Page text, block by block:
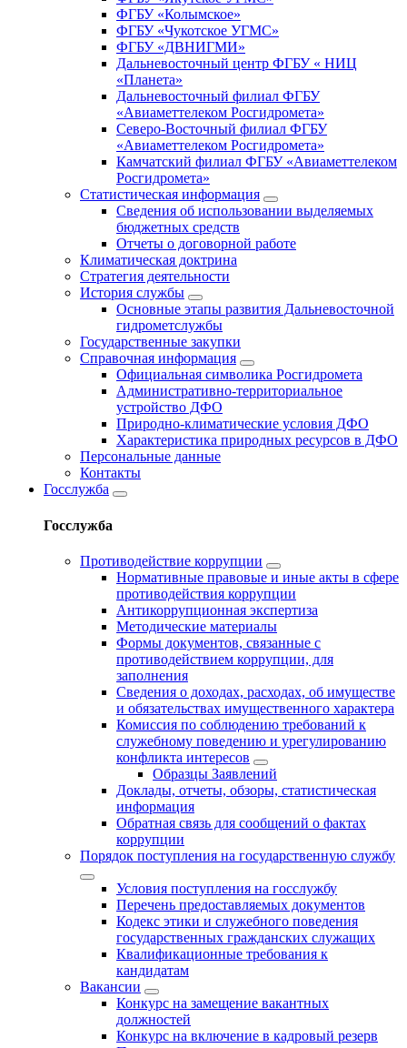
ФГБУ «Колымское»
ФГБУ «Чукотское УГМС»
ФГБУ «ДВНИГМИ»
Дальневосточный центр ФГБУ « НИЦ
«Планета»
Дальневосточный филиал ФГБУ
«Авиаметтелеком Росгидромета»
Северо-Восточный филиал ФГБУ
«Авиаметтелеком Росгидромета»
Камчатский филиал ФГБУ «Авиаметтелеком
Росгидромета»
Статистическая информация
Сведения об использовании выделяемых
бюджетных средств
Отчеты о договорной работе
Климатическая доктрина
Стратегия деятельности
История службы
Основные этапы развития Дальневосточной
гидрометслужбы
Государственные закупки
Справочная информация
Официальная символика Росгидромета
Административно-территориальное
устройство ДФО
Природно-климатические условия ДФО
Характеристика природных ресурсов в ДФО
Персональные данные
Контакты
Госслужба
Госслужба
Противодействие коррупции
Нормативные правовые и иные акты в сфере
противодействия коррупции
Антикоррупционная экспертиза
Методические материалы
Формы документов, связанные с
противодействием коррупции, для
заполнения
Сведения о доходах, расходах, об имуществе
и обязательствах имущественного характера
Комиссия по соблюдению требований к
служебному поведению и урегулированию
конфликта интересов
Образцы Заявлений
Доклады, отчеты, обзоры, статистическая
информация
Обратная связь для сообщений о фактах
коррупции
Порядок поступления на государственную службу
Условия поступления на госслужбу
Перечень предоставляемых документов
Кодекс этики и служебного поведения
государственных гражданских служащих
Квалификационные требования к
кандидатам
Вакансии
Конкурс на замещение вакантных
должностей
Конкурс на включение в кадровый резерв